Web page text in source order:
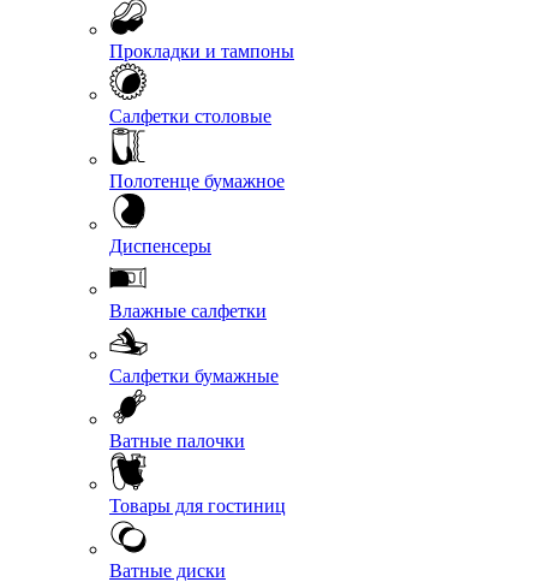
Прокладки и тампоны
Салфетки столовые
Полотенце бумажное
Диспенсеры
Влажные салфетки
Салфетки бумажные
Ватные палочки
Товары для гостиниц
Ватные диски